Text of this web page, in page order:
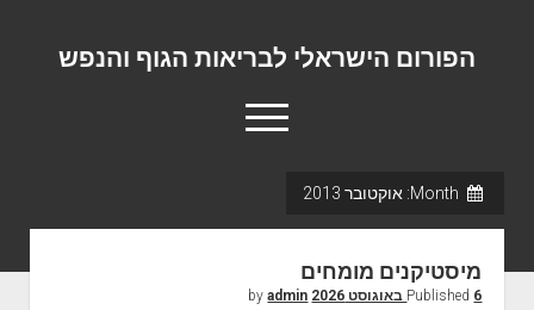
הפורום הישראלי לבריאות הגוף והנפש
o
p
יצירת קשר
אוקטובר 2013
מיסטיקנים מומחים
Published 6 באוגוסט 2026 admin